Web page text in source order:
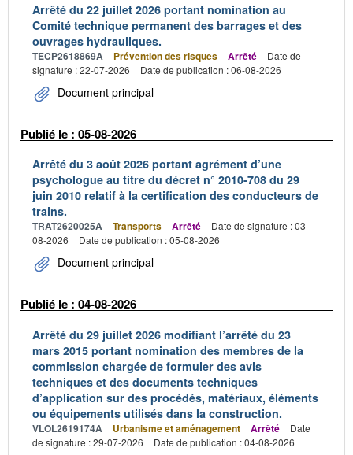
Arrêté du 22 juillet 2026 portant nomination au
Comité technique permanent des barrages et des
ouvrages hydrauliques.
TECP2618869A Prévention des risques Arrêté
Date de
signature : 22-07-2026
Date de publication : 06-08-2026
Document principal
Publié le : 05-08-2026
Arrêté du 3 août 2026 portant agrément d’une
psychologue au titre du décret n° 2010-708 du 29
juin 2010 relatif à la certification des conducteurs de
trains.
TRAT2620025A Transports Arrêté
Date de signature : 03-
08-2026
Date de publication : 05-08-2026
Document principal
Publié le : 04-08-2026
Arrêté du 29 juillet 2026 modifiant l’arrêté du 23
mars 2015 portant nomination des membres de la
commission chargée de formuler des avis
techniques et des documents techniques
d’application sur des procédés, matériaux, éléments
ou équipements utilisés dans la construction.
VLOL2619174A Urbanisme et aménagement Arrêté
Date
de signature : 29-07-2026
Date de publication : 04-08-2026